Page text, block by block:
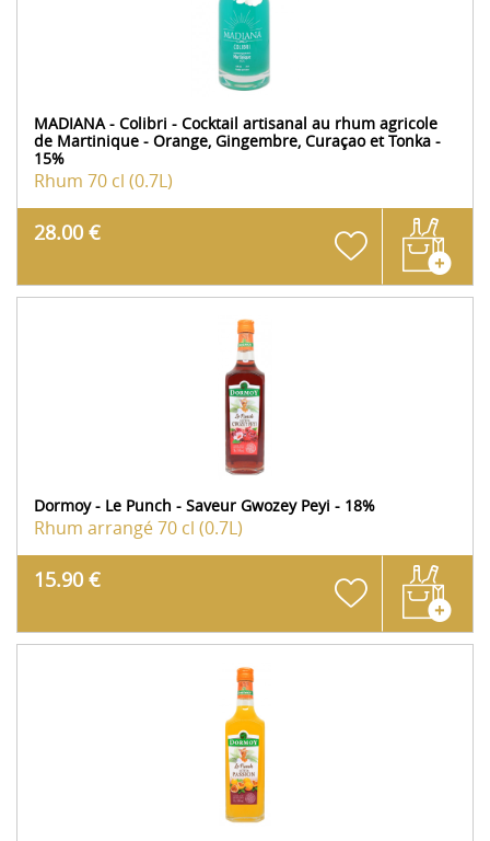
MADIANA - Colibri - Cocktail artisanal au rhum agricole
de Martinique - Orange, Gingembre, Curaçao et Tonka -
15%
Rhum 70 cl (0.7L)
28.00 €
Dormoy - Le Punch - Saveur Gwozey Peyi - 18%
Rhum arrangé70 cl (0.7L)
15.90 €